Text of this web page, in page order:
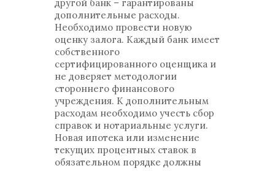
другой банк – гарантированы
дополнительные расходы.
Необходимо провести новую
оценку залога. Каждый банк имеет
собственного
сертифицированного оценщика и
не доверяет методологии
стороннего финансового
учреждения. К дополнительным
расходам необходимо учесть сбор
справок и нотариальные услуги.
Новая ипотека или изменение
текущих процентных ставок в
обязательном порядке должны